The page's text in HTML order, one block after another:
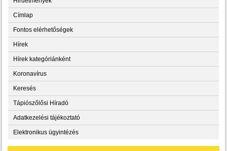
Címlap
Fontos elérhetőségek
Hírek
Hírek kategóriánként
Koronavírus
Keresés
Tápiószőlősi Híradó
Adatkezelési tájékoztató
Elektronikus ügyintézés